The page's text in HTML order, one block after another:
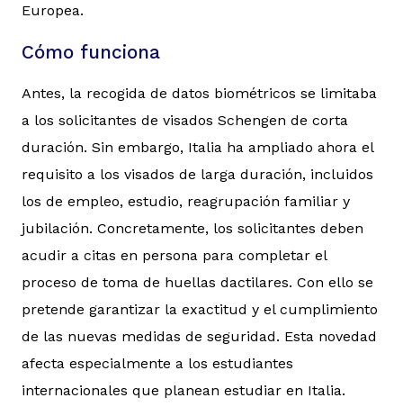
Europea.
Cómo funciona
Antes, la recogida de datos biométricos se limitaba
a los solicitantes de visados Schengen de corta
duración. Sin embargo, Italia ha ampliado ahora el
requisito a los visados de larga duración, incluidos
los de empleo, estudio, reagrupación familiar y
jubilación. Concretamente, los solicitantes deben
acudir a citas en persona para completar el
proceso de toma de huellas dactilares. Con ello se
pretende garantizar la exactitud y el cumplimiento
de las nuevas medidas de seguridad. Esta novedad
afecta especialmente a los estudiantes
internacionales que planean estudiar en Italia.